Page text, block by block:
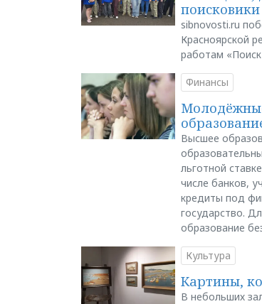
sibnovosti.ru
Красноярской
работам
Финансы
Высшее
льготной
числе банков,
кредиты под
государство.
образование
Культура
Картины,
В небольших